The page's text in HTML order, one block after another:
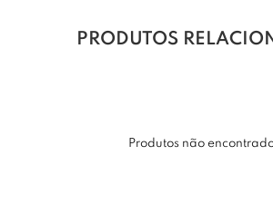
PRODUTOS
Produtos não